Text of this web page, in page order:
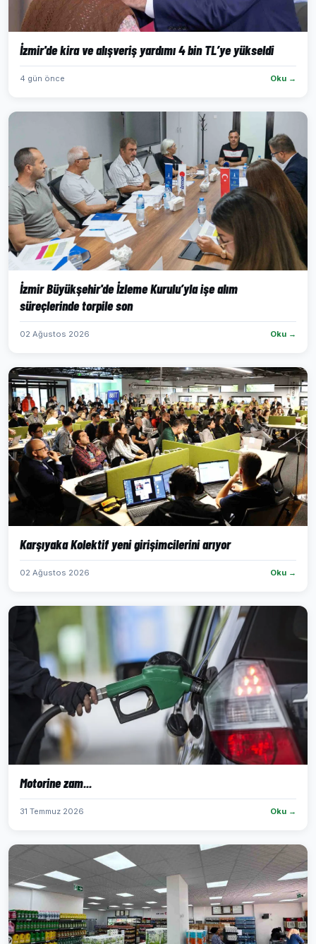
İzmir'de kira ve alışveriş yardımı 4 bin TL’ye yükseldi
4 gün önce Oku →
İzmir Büyükşehir'de İzleme Kurulu’yla işe alım
süreçlerinde torpile son
02 Ağustos 2026 Oku →
Karşıyaka Kolektif yeni girişimcilerini arıyor
02 Ağustos 2026 Oku →
Motorine zam...
31 Temmuz 2026 Oku →